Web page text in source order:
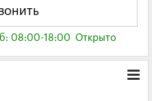
08:00-18:00 Открыто